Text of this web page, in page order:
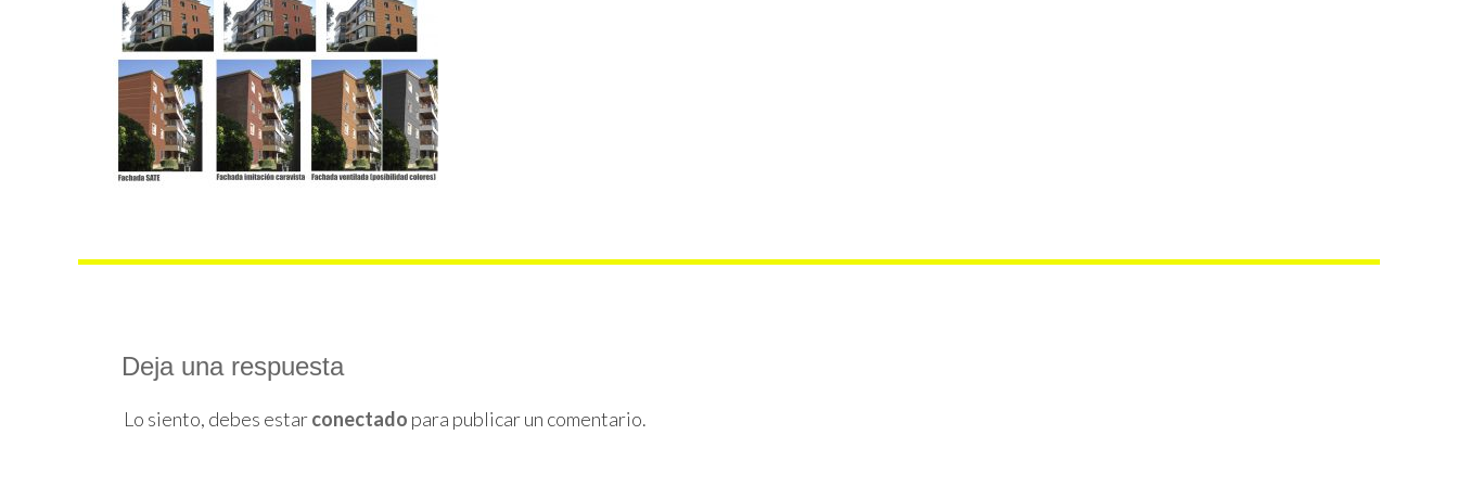
Deja una respuesta
Lo siento, debes estarconectado para publicar un comentario.